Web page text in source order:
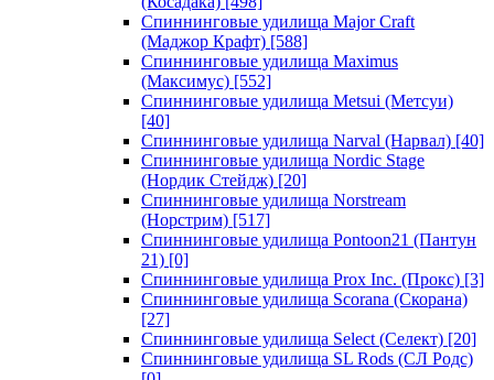
Спиннинговые удилища Major Craft
(Маджор Крафт) [588]
Спиннинговые удилища Maximus
(Максимус) [552]
Спиннинговые удилища Metsui (Метсуи)
[40]
Спиннинговые удилища Narval (Нарвал) [40]
Спиннинговые удилища Nordic Stage
(Нордик Стейдж) [20]
Спиннинговые удилища Norstream
(Норстрим) [517]
Спиннинговые удилища Pontoon21 (Пантун
21) [0]
Спиннинговые удилища Prox Inc. (Прокс) [3]
Спиннинговые удилища Scorana (Скорана)
[27]
Спиннинговые удилища Select (Селект) [20]
Спиннинговые удилища SL Rods (СЛ Родс)